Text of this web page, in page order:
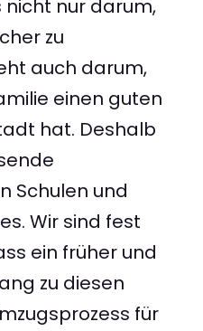
nur darum,
zu
auch darum,
einen guten
hat. Deshalb
Schulen und
Wir sind fest
ein früher und
zu diesen
für